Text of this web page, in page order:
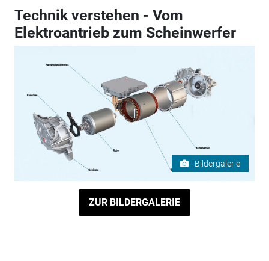
Technik verstehen - Vom
Elektroantrieb zum Scheinwerfer
Bildergalerie
ZUR BILDERGALERIE